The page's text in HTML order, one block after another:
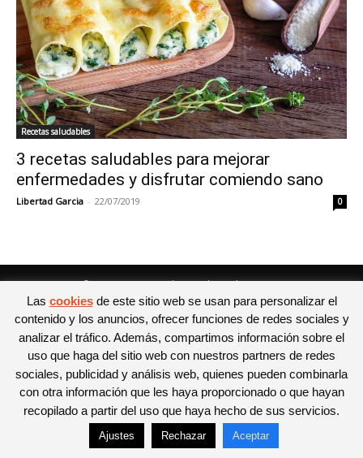
Recetas saludables
3 recetas saludables para mejorar
enfermedades y disfrutar comiendo sano
Libertad Garcia - 22/07/2019 0
© Newspaper WordPress Theme by TagDiv
Las cookiesde este sitio web se usan para personalizar el
contenido y los anuncios, ofrecer funciones de redes sociales y
analizar el tráfico. Además, compartimos información sobre el
uso que haga del sitio web con nuestros partners de redes
sociales, publicidad y análisis web, quienes pueden combinarla
con otra información que les haya proporcionado o que hayan
recopilado a partir del uso que haya hecho de sus servicios.
Ajustes Rechazar Aceptar